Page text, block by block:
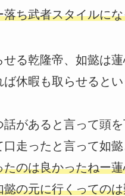
落ち武者スタイルに
る乾隆帝、如懿は
ば休暇も取らせると
があると言って頭
走ったと言って如
たのは良かったねー
懿の元に行くっての